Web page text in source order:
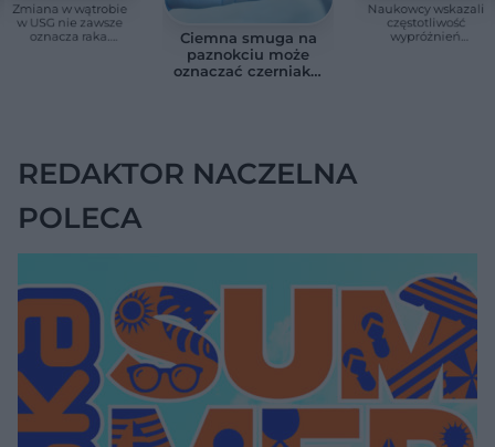
Zmiana w wątrobie
w USG nie zawsze
oznacza raka.
Ciemna smuga na
paznokciu może
oznaczać czerniaka.
Naukowcy wskazali
częstotliwość
wypróżnień
REDAKTOR NACZELNA
POLECA